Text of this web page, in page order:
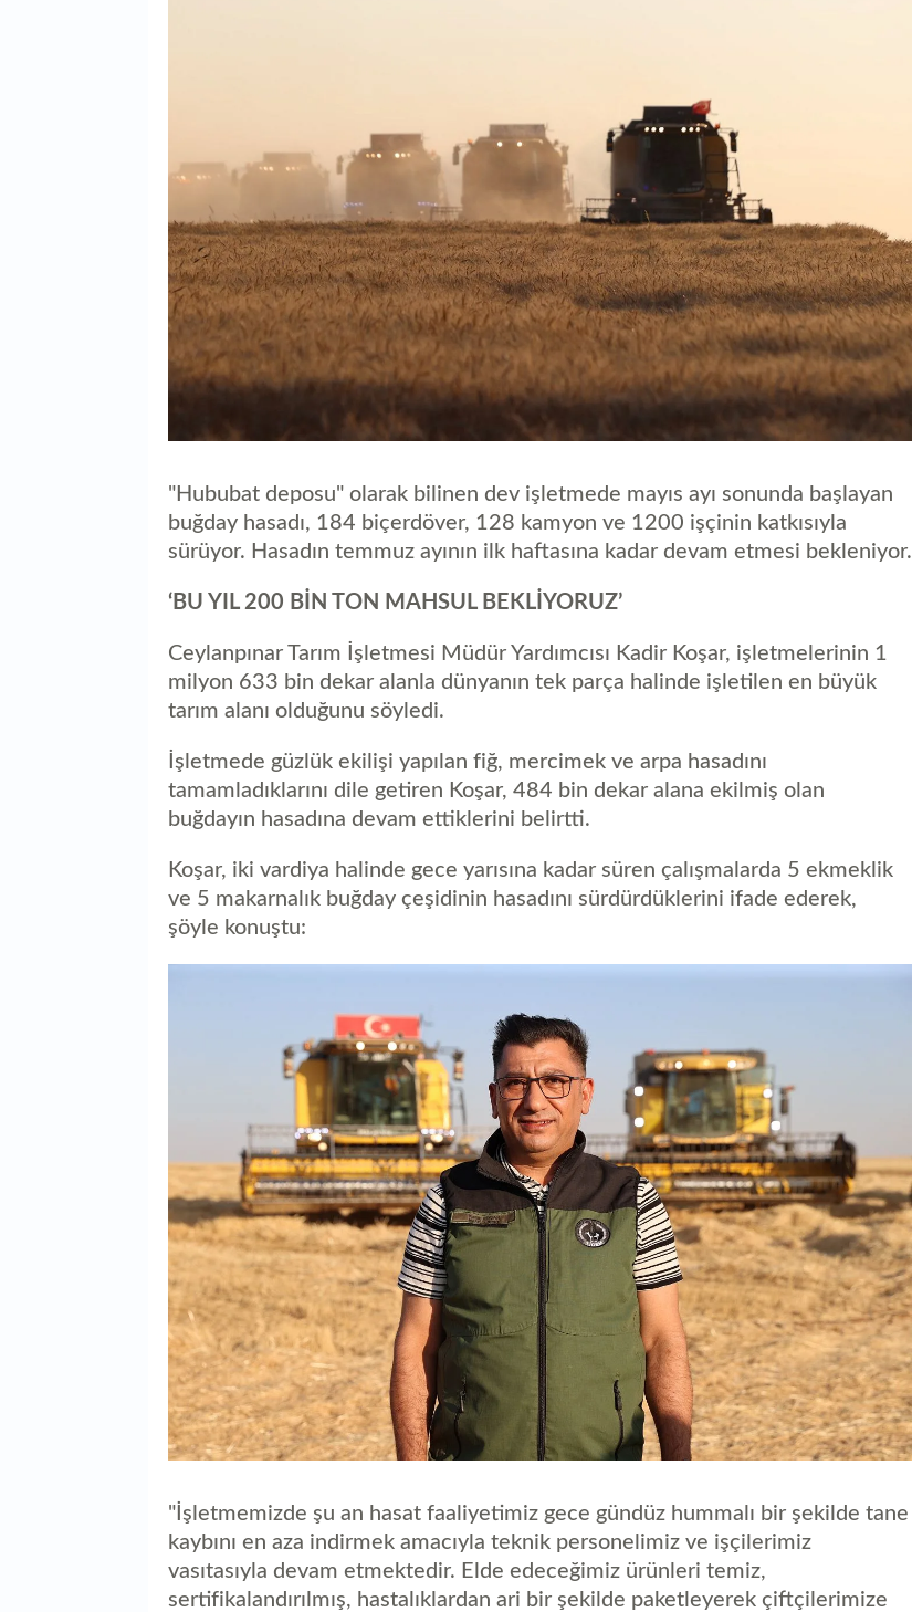
"Hububat deposu" olarak bilinen dev işletmede mayıs ayı sonunda başlayan
buğday hasadı, 184 biçerdöver, 128 kamyon ve 1200 işçinin katkısıyla
sürüyor. Hasadın temmuz ayının ilk haftasına kadar devam etmesi bekleniyor.
‘BU YIL 200 BİN TON MAHSUL BEKLİYORUZ’
Ceylanpınar Tarım İşletmesi Müdür Yardımcısı Kadir Koşar, işletmelerinin 1
milyon 633 bin dekar alanla dünyanın tek parça halinde işletilen en büyük
tarım alanı olduğunu söyledi.
İşletmede güzlük ekilişi yapılan fiğ, mercimek ve arpa hasadını
tamamladıklarını dile getiren Koşar, 484 bin dekar alana ekilmiş olan
buğdayın hasadına devam ettiklerini belirtti.
Koşar, iki vardiya halinde gece yarısına kadar süren çalışmalarda 5 ekmeklik
ve 5 makarnalık buğday çeşidinin hasadını sürdürdüklerini ifade ederek,
şöyle konuştu:
"İşletmemizde şu an hasat faaliyetimiz gece gündüz hummalı bir şekilde tane
kaybını en aza indirmek amacıyla teknik personelimiz ve işçilerimiz
vasıtasıyla devam etmektedir. Elde edeceğimiz ürünleri temiz,
sertifikalandırılmış, hastalıklardan ari bir şekilde paketleyerek çiftçilerimize